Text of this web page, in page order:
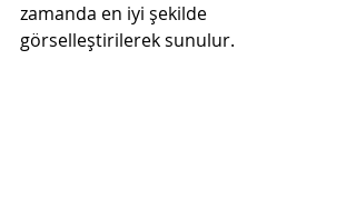
zamanda en iyi şekilde
görselleştirilerek sunulur.